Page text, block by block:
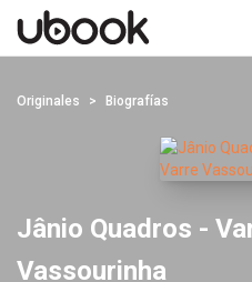
Originales Biografías
Jânio Quadros -
Vassourinha